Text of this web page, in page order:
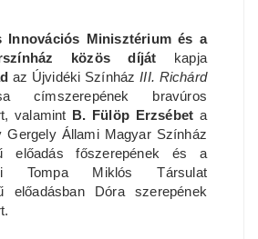
Innovációs Minisztérium és a
közös díját kapja
az Újvidéki SzínházIII. Richárd
címszerepének bravúros
valamint B. Fülöp Erzsébet a
Gergely Állami Magyar Színház
főszerepének és a
Tompa Miklós Társulat
előadásban Dóra szerepének